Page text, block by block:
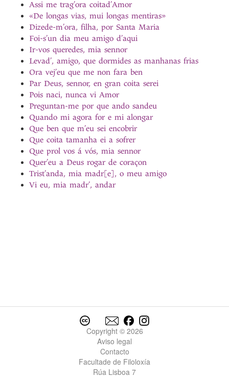
Assi me trag’ora coitad’Amor
«De longas vias, mui longas mentiras»
Dizede-m’ora, filha, por Santa Maria
Foi-s’un dia meu amigo d’aqui
Ir-vos queredes, mia sennor
Levad’, amigo, que dormides as manhanas frias
Ora vej’eu que me non fara ben
Par Deus, sennor, en gran coita serei
Pois naci, nunca vi Amor
Preguntan-me por que ando sandeu
Quando mi agora for e mi alongar
Que ben que m’eu sei encobrir
Que coita tamanha ei a sofrer
Que prol vos á vós, mia sennor
Quer’eu a Deus rogar de coraçon
Trist’anda, mia madr[e], o meu amigo
Vi eu, mia madr’, andar
Copyright © 2026
Aviso legal
Contacto
Facultade de Filoloxía
Rúa Lisboa 7